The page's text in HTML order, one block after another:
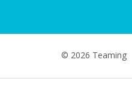
© 2026 Teaming